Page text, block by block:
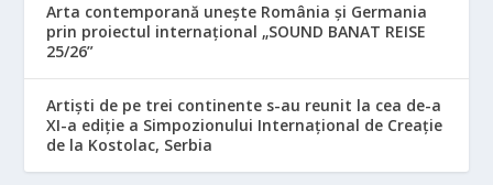
Arta contemporană unește România și Germania
prin proiectul internațional „SOUND BANAT REISE
25/26”
Artiști de pe trei continente s-au reunit la cea de-a
XI-a ediție a Simpozionului Internațional de Creație
de la Kostolac, Serbia